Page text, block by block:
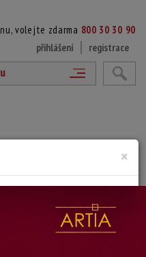
volejte zdarma 800 30 30 90
přihlášení
registrace
kreseb - 3 kusy
list
×